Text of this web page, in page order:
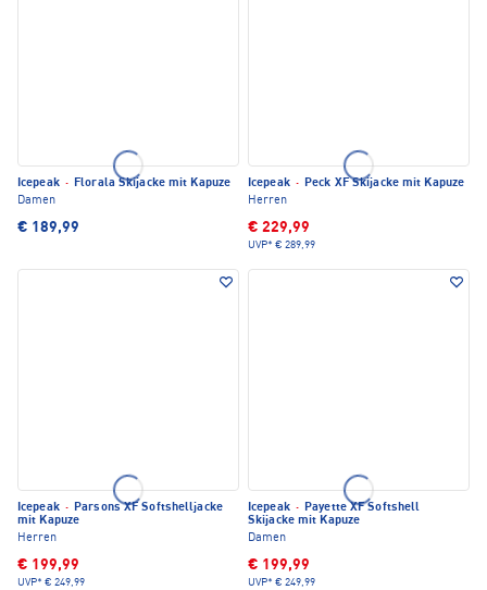
Icepeak · Florala Skijacke mit Kapuze
Damen
€ 189,99
Icepeak · Peck XF Skijacke mit Kapuze
Herren
€ 229,99
UVP* € 289,99
Icepeak · Parsons XF Softshelljacke
mit Kapuze
Herren
€ 199,99
UVP* € 249,99
Icepeak · Payette XF Softshell
Skijacke mit Kapuze
Damen
€ 199,99
UVP* € 249,99